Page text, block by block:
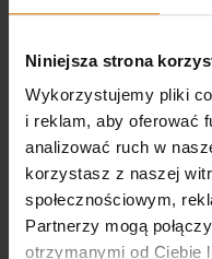
Niniejsza strona
Wykorzystujemy pliki
i reklam, aby oferować
analizować ruch w
korzystasz z naszej
społecznościowym,
Partnerzy mogą
otrzymanymi od Ciebie
zmianą pogody,
rozpatrzyć
dostępnych jest
ale tylko niektóre z
wymagania
grilla oraz jakości
wielomiesięczne